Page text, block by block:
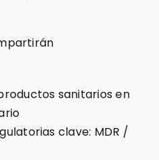
sanitarios en
clave: MDR /